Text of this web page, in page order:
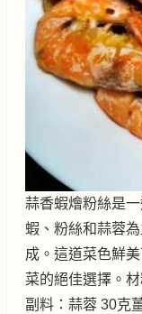
蒜香蝦燴粉絲是
蝦、粉絲和蒜蓉
成。這道菜色鮮
菜的絕佳選擇。
副料：蒜蓉 30克